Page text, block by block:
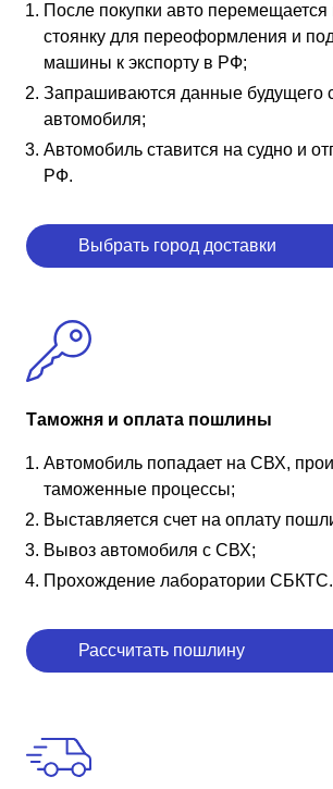
После покупки авто
стоянку для переоформления и
машины к экспорту в РФ;
Запрашиваются данные будущего
автомобиля;
Автомобиль ставится на судно и
РФ.
Выбрать город доставки
Таможня и оплата пошлины
Автомобиль попадает на СВХ,
таможенные процессы;
Выставляется счет на оплату
Вывоз автомобиля с СВХ;
Прохождение лаборатории СБКТС.
Рассчитать пошлину